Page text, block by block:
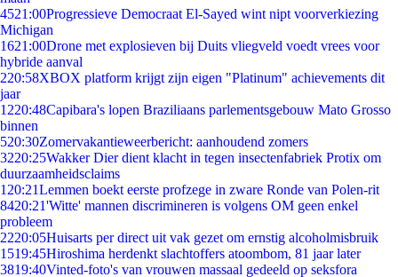
4521:00Progressieve Democraat El-Sayed wint nipt voorverkiezing
Michigan
1621:00Drone met explosieven bij Duits vliegveld voedt vrees voor
hybride aanval
220:58XBOX platform krijgt zijn eigen "Platinum" achievements dit
jaar
1220:48Capibara's lopen Braziliaans parlementsgebouw Mato Grosso
binnen
520:30Zomervakantieweerbericht: aanhoudend zomers
3220:25Wakker Dier dient klacht in tegen insectenfabriek Protix om
duurzaamheidsclaims
1 20:21Lemmen boekt eerste profzege in zware Ronde van Polen-rit
8420:21'Witte' mannen discrimineren is volgens OM geen enkel
probleem
2220:05Huisarts per direct uit vak gezet om ernstig alcoholmisbruik
1519:45Hiroshima herdenkt slachtoffers atoombom, 81 jaar later
3819:40Vinted-foto's van vrouwen massaal gedeeld op seksfora